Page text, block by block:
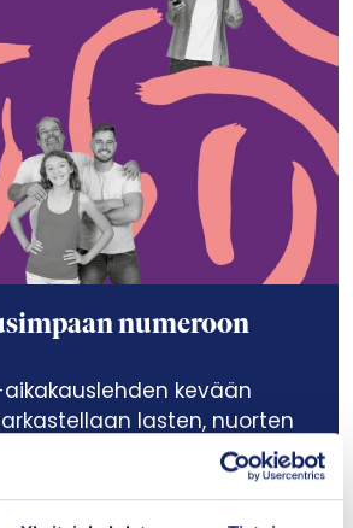
numeroon
kevään
lasten, nuorten
hyvinvointia tutkimuksen,
ja palvelujärjestelmän